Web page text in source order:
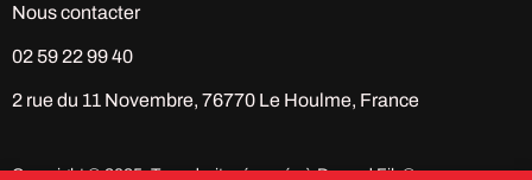
Nous contacter
02 59 22 99 40
2 rue du 11 Novembre, 76770 Le Houlme, France
Copyright © 2025. Tous droits réservés à Durand Fils®